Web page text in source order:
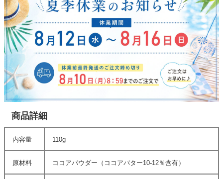
商品詳細
内容量 110g
原材料 ココアパウダー（ココアバター10-12％含有）